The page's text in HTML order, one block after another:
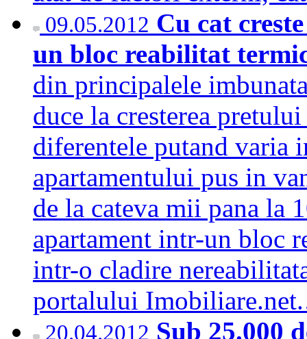
09.05.2012 Cu cat
un bloc reabilitat
din principalele
duce la cresterea
diferentele putand varia
apartamentului pus in
de la cateva mii pana la
apartament intr-un bloc
intr-o cladire
portalului
20.04.2012 Sub 25.000